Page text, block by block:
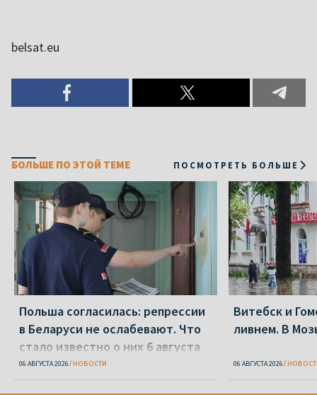
belsat.eu
БОЛЬШЕ ПО ЭТОЙ ТЕМЕ ПОСМОТРЕТЬ БОЛЬШЕ
Польша согласилась: репрессии
в Беларуси не ослабевают. Что
стало известно о них 6 августа
06 АВГУСТА 2026 НОВОСТИ
Витебск и
ливнем. В
06 АВГУСТА 2026